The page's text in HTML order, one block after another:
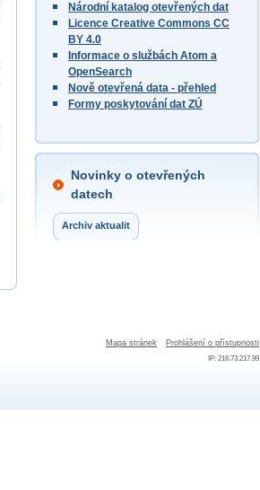
Národní katalog otevřených dat
Licence Creative Commons CC
BY 4.0
Informace o službách Atom a
OpenSearch
Nově otevřená data - přehled
Formy poskytování dat ZÚ
Novinky o otevřených
datech
Archiv aktualit
Mapa stránek Prohlášení o přístupnosti
IP: 216.73.217.99